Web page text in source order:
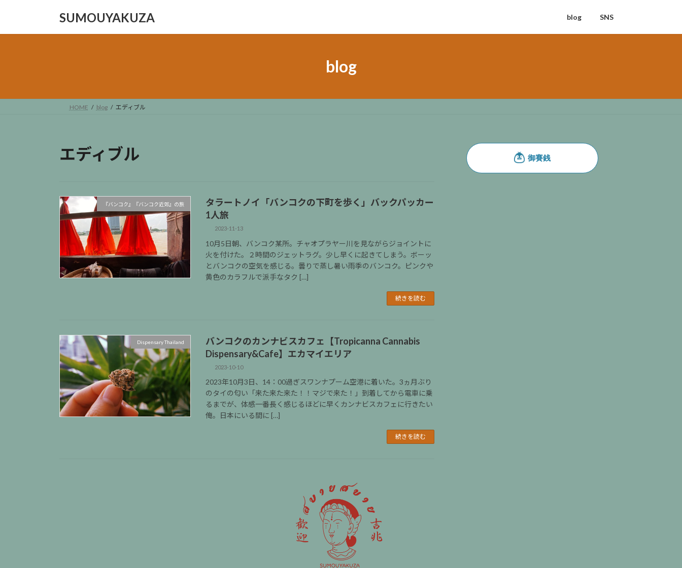
SUMOUYAKUZA blog SNS
blog
HOME blog エディブル
エディブル
『バンコク』『バンコク近郊』の旅
タラートノイ「バンコクの下町を歩く」バックパッカー
1人旅
2023-11-13
10月5日朝、バンコク某所。チャオプラヤー川を見ながらジョイントに
火を付けた。２時間のジェットラグ。少し早くに起きてしまう。ボーッ
とバンコクの空気を感じる。曇りで蒸し暑い雨季のバンコク。ピンクや
黄色のカラフルで派手なタク […]
続きを読む
Dispensary Thailand
バンコクのカンナビスカフェ【Tropicanna Cannabis
Dispensary&Cafe】エカマイエリア
2023-10-10
2023年10月3日、14：00過ぎスワンナプーム空港に着いた。3ヵ月ぶり
のタイの匂い「来た来た来た！！マジで来た！」到着してから電車に乗
るまでが、体感一番長く感じるほどに早くカンナビスカフェに行きたい
俺。日本にいる間に […]
続きを読む